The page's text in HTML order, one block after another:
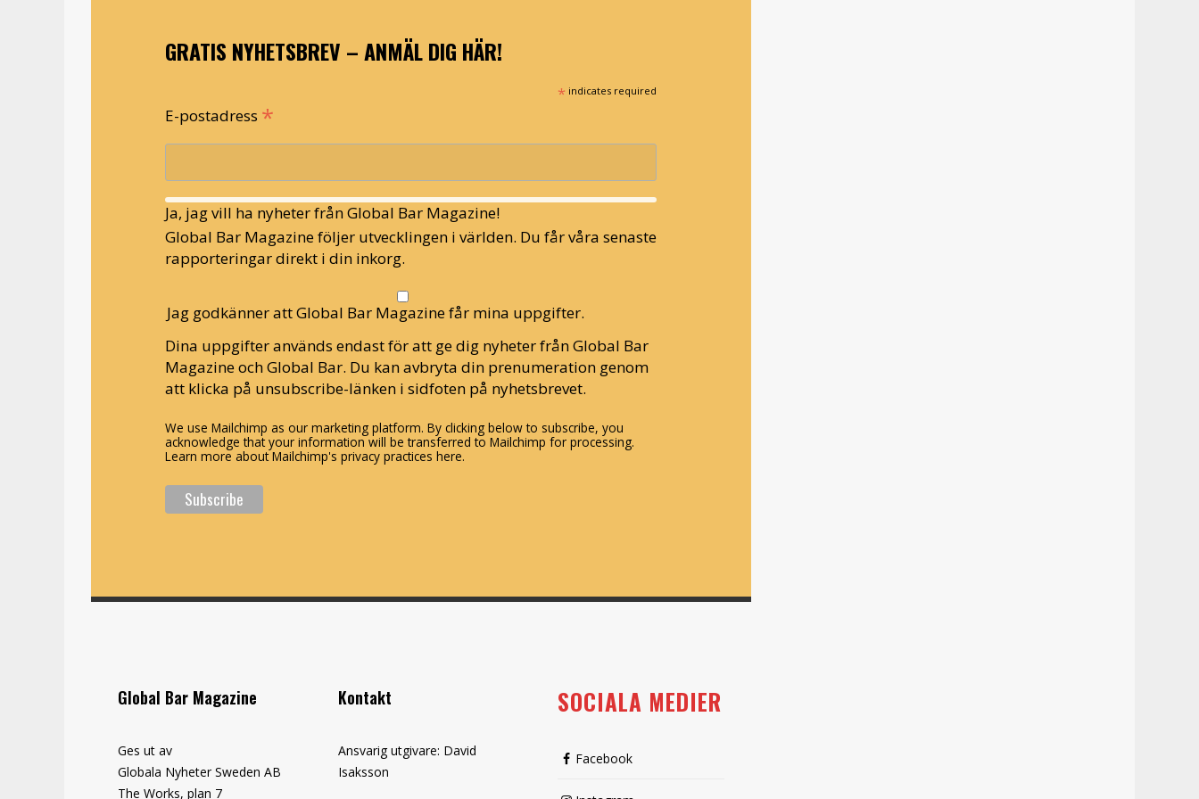
GRATIS NYHETSBREV – ANMÄL DIG HÄR!
* indicates required
E-postadress *
Ja, jag vill ha nyheter från Global Bar Magazine!
Global Bar Magazine följer utvecklingen i världen. Du får våra senaste
rapporteringar direkt i din inkorg.
Jag godkänner att Global Bar Magazine får mina uppgifter.
Dina uppgifter används endast för att ge dig nyheter från Global Bar
Magazine och Global Bar. Du kan avbryta din prenumeration genom
att klicka på unsubscribe-länken i sidfoten på nyhetsbrevet.
We use Mailchimp as our marketing platform. By clicking below to subscribe, you
acknowledge that your information will be transferred to Mailchimp for processing.
Learn more about Mailchimp's privacy practices here.
Global Bar Magazine
Ges ut av
Globala Nyheter Sweden AB
The Works, plan 7
Kontakt
Ansvarig utgivare: David
Isaksson
SOCIALA MEDIER
Facebook